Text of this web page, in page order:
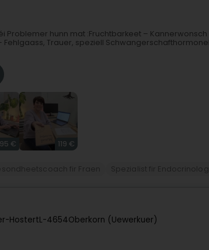
Problemer hunn mat :Fruchtbarkeet –
Fehlgaass, Trauer, speziell
€ 119 €
HostertL-4654Oberkorn (Uewerkuer)